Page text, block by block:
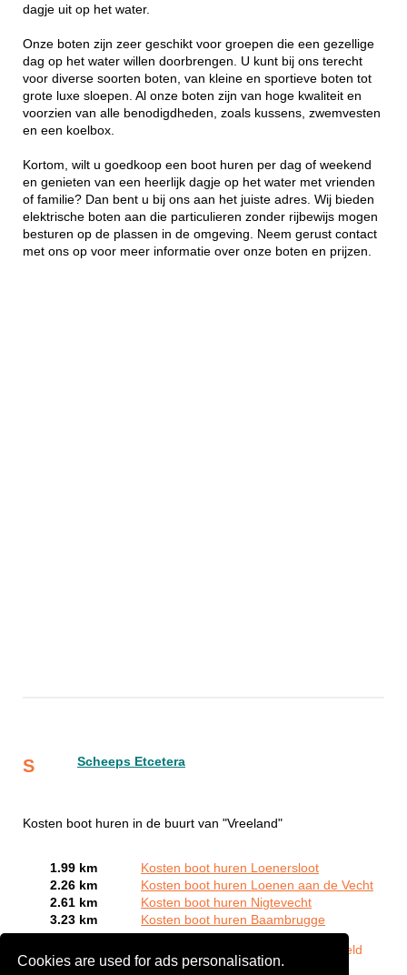
Cookies are used for ads personalisation.
dagje uit op het water.
Onze boten zijn zeer geschikt voor groepen die een gezellige
dag op het water willen doorbrengen. U kunt bij ons terecht
voor diverse soorten boten, van kleine en sportieve boten tot
grote luxe sloepen. Al onze boten zijn van hoge kwaliteit en
voorzien van alle benodigdheden, zoals kussens, zwemvesten
en een koelbox.
Kortom, wilt u goedkoop een boot huren per dag of weekend
en genieten van een heerlijk dagje op het water met vrienden
of familie? Dan bent u bij ons aan het juiste adres. Wij bieden
elektrische boten aan die particulieren zonder rijbewijs mogen
besturen op de plassen in de omgeving. Neem gerust contact
met ons op voor meer informatie over onze boten en prijzen.
S Scheeps Etcetera
Kosten boot huren in de buurt van "Vreeland"
1.99 km
Kosten boot huren Loenersloot
2.26 km
Kosten boot huren Loenen aan de Vecht
2.61 km
Kosten boot huren Nigtevecht
3.23 km
Kosten boot huren Baambrugge
Meld
een bedrijf gratis aan